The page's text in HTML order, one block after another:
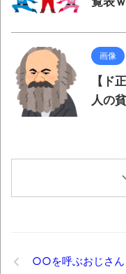
ば自分たちで紹
時代の流れ
【衝撃】道
されてきた可能
オーストラ
飛行
屋やお煽り運
「ム、ムリ
画像
【ド
人の
○○を呼ぶおじさん